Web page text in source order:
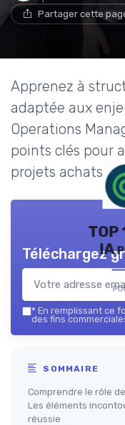
Partager cette
Apprenez à
adaptée aux
Operations
points clés pour
projets achats.
TOP
IA
Téléchargez
* En remplissant ce
des fins
SOMMAIRE
Comprendre le rôle
Les éléments
réussie